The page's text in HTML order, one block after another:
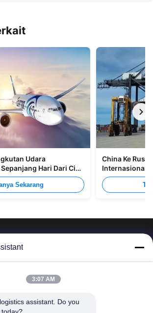
Udara
Hari Dari Cina
Sekarang
China Ke
Internasional
Anda tidak akan pernah melupakan
3:07 AM
assistant. Do you